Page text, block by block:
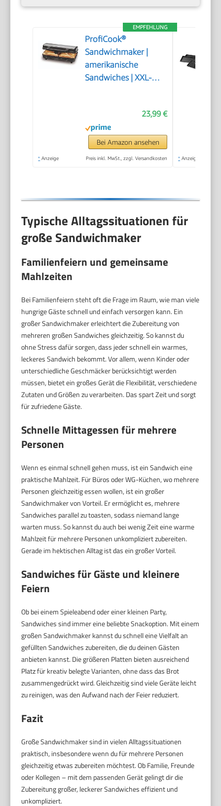
EMPFEHLUNG
ProfiCook®
Sandwichmaker |
amerikanische
Sandwiches | XXL-
Sandwichtoaster |
extra große
Sandwich-Platten
(antihaftbeschichtet) |
23,99 €
Bei Amazon ansehen
* Anzeige Preis inkl. MwSt., zzgl. Versandkosten * Anzeige
Typische Alltagssituationen für
große Sandwichmaker
Familienfeiern und gemeinsame
Mahlzeiten
Bei Familienfeiern steht oft die Frage im Raum, wie man viele
hungrige Gäste schnell und einfach versorgen kann. Ein
großer Sandwichmaker erleichtert die Zubereitung von
mehreren großen Sandwiches gleichzeitig. So kannst du
ohne Stress dafür sorgen, dass jeder schnell ein warmes,
leckeres Sandwich bekommt. Vor allem, wenn Kinder oder
unterschiedliche Geschmäcker berücksichtigt werden
müssen, bietet ein großes Gerät die Flexibilität, verschiedene
Zutaten und Größen zu verarbeiten. Das spart Zeit und sorgt
für zufriedene Gäste.
Schnelle Mittagessen für mehrere
Personen
Wenn es einmal schnell gehen muss, ist ein Sandwich eine
praktische Mahlzeit. Für Büros oder WG-Küchen, wo mehrere
Personen gleichzeitig essen wollen, ist ein großer
Sandwichmaker von Vorteil. Er ermöglicht es, mehrere
Sandwiches parallel zu toasten, sodass niemand lange
warten muss. So kannst du auch bei wenig Zeit eine warme
Mahlzeit für mehrere Personen unkompliziert zubereiten.
Gerade im hektischen Alltag ist das ein großer Vorteil.
Sandwiches für Gäste und kleinere
Feiern
Ob bei einem Spieleabend oder einer kleinen Party,
Sandwiches sind immer eine beliebte Snackoption. Mit einem
großen Sandwichmaker kannst du schnell eine Vielfalt an
gefüllten Sandwiches zubereiten, die du deinen Gästen
anbieten kannst. Die größeren Platten bieten ausreichend
Platz für kreativ belegte Varianten, ohne dass das Brot
zusammengedrückt wird. Gleichzeitig sind viele Geräte leicht
zu reinigen, was den Aufwand nach der Feier reduziert.
Fazit
Große Sandwichmaker sind in vielen Alltagssituationen
praktisch, insbesondere wenn du für mehrere Personen
gleichzeitig etwas zubereiten möchtest. Ob Familie, Freunde
oder Kollegen – mit dem passenden Gerät gelingt dir die
Zubereitung großer, leckerer Sandwiches effizient und
unkompliziert.